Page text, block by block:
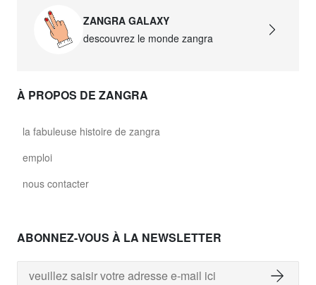
ZANGRA GALAXY
descouvrez le monde zangra
À PROPOS DE ZANGRA
la fabuleuse histoire de zangra
emploi
nous contacter
ABONNEZ-VOUS À LA NEWSLETTER